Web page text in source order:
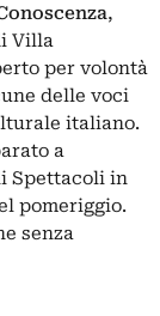
,
Villa
per volontà
delle voci
italiano.
a
Spettacoli in
pomeriggio.
senza